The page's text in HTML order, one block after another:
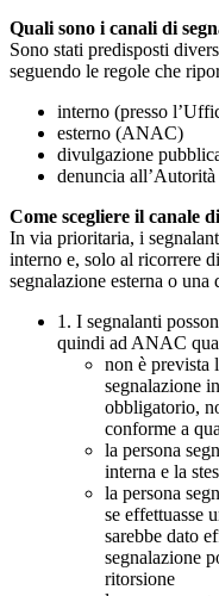
Quali sono i canali di
Sono stati predisposti
seguendo le regole che
interno (presso
esterno (ANAC)
divulgazione
denuncia
Come scegliere il canale
In via prioritaria, i
interno e, solo al ricorrere
segnalazione esterna o
1. I segnalanti
quindi ad ANAC
non è prevista
segnalazione
obbligatorio,
conforme a
la persona
interna e la
la persona
se effettuasse
sarebbe dato
segnalazione
ritorsione